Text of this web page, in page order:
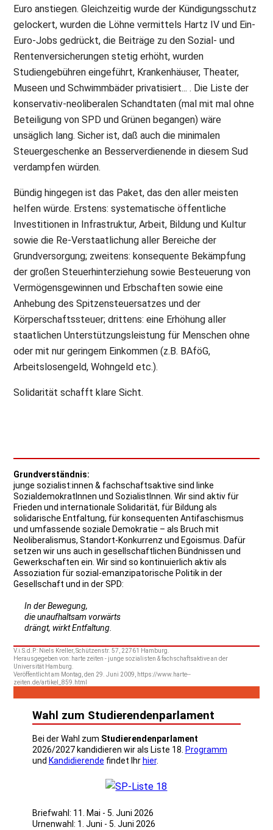
Euro anstiegen. Gleichzeitig wurde der Kündigungsschutz
gelockert, wurden die Löhne vermittels Hartz IV und Ein-
Euro-Jobs gedrückt, die Beiträge zu den Sozial- und
Rentenversicherungen stetig erhöht, wurden
Studiengebühren eingeführt, Krankenhäuser, Theater,
Museen und Schwimmbäder privatisiert... . Die Liste der
konservativ-neoliberalen Schandtaten (mal mit mal ohne
Beteiligung von SPD und Grünen begangen) wäre
unsäglich lang. Sicher ist, daß auch die minimalen
Steuergeschenke an Besserverdienende in diesem Sud
verdampfen würden.
Bündig hingegen ist das Paket, das den aller meisten
helfen würde. Erstens: systematische öffentliche
Investitionen in Infrastruktur, Arbeit, Bildung und Kultur
sowie die Re-Verstaatlichung aller Bereiche der
Grundversorgung; zweitens: konsequente Bekämpfung
der großen Steuerhinterziehung sowie Besteuerung von
Vermögensgewinnen und Erbschaften sowie eine
Anhebung des Spitzensteuersatzes und der
Körperschaftssteuer; drittens: eine Erhöhung aller
staatlichen Unterstützungsleistung für Menschen ohne
oder mit nur geringem Einkommen (z.B. BAföG,
Arbeitslosengeld, Wohngeld etc.).
Solidarität schafft klare Sicht.
Grundverständnis:
junge sozialist:innen & fachschaftsaktive sind linke
SozialdemokratInnen und SozialistInnen. Wir sind aktiv für
Frieden und internationale Solidarität, für Bildung als
solidarische Entfaltung, für konsequenten Antifaschismus
und umfassende soziale Demokratie – als Bruch mit
Neoliberalismus, Standort-Konkurrenz und Egoismus. Dafür
setzen wir uns auch in gesellschaftlichen Bündnissen und
Gewerkschaften ein. Wir sind so kontinuierlich aktiv als
Assoziation für sozial-emanzipatorische Politik in der
Gesellschaft und in der SPD:
In der Bewegung,
die unaufhaltsam vorwärts
drängt, wirkt Entfaltung.
V.i.S.d.P.: Niels Kreller, Schützenstr. 57, 22761 Hamburg.
Herausgegeben von: harte zeiten - junge sozialisten & fachschaftsaktive an der
Universität Hamburg.
Veröffentlicht am Montag, den 29. Juni 2009, https://www.harte--
zeiten.de/artikel_859.html
Wahl zum Studierendenparlament
Bei der Wahl zum Studierendenparlament
2026/2027 kandidieren wir als Liste 18. Programm
und Kandidierende findet Ihr hier.
Briefwahl: 11. Mai - 5. Juni 2026
Urnenwahl: 1. Juni - 5. Juni 2026